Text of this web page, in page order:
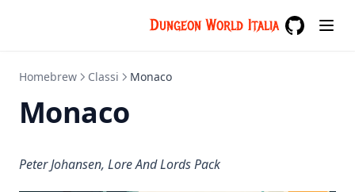
Dungeon World Italia
Homebrew Classi Monaco
Monaco
Peter Johansen, Lore And Lords Pack